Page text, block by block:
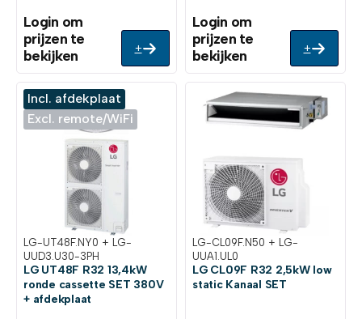
Login om
prijzen te
bekijken
+
Login om
prijzen te
bekijken
+
Incl. afdekplaat
Excl. remote/WiFi
LG-UT48F.NY0 + LG-
UUD3.U30-3PH
LG UT48F R32 13,4kW
ronde cassette SET 380V
+ afdekplaat
LG-CL09F.N50 + LG-
UUA1.UL0
LG CL09F R32 2,5kW low
static Kanaal SET